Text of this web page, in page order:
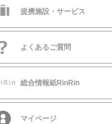
提携施設・サービス
よくあるご質問
総合情報紙RinRin
マイページ